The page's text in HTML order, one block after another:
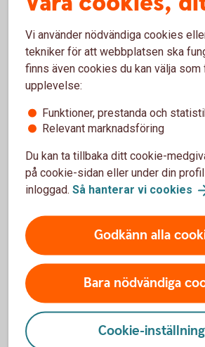
Vad är ett ISK?
du på ett enkelt sätt kan spara
aktier.
Du kan sälja fonder och aktier
redogöra för dem i din
alltså inte skatt om du säljer
schablonskatt baserad på
kontots värde vid
insättningar du gjort under året.
kan du inte göra avdrag för
Du betalar skatt på ditt
Vi använder nödvändiga cookies
tekniker för att webbplatsen ska
finns även cookies du kan välja som
upplevelse:
Funktioner, prestanda och
Relevant marknadsföring
Du kan ta tillbaka ditt cookie-
på cookie-sidan eller under din profil
inloggad. Så hanterar vi cookies
Godkänn alla
Bara nödvändiga
Cookie-